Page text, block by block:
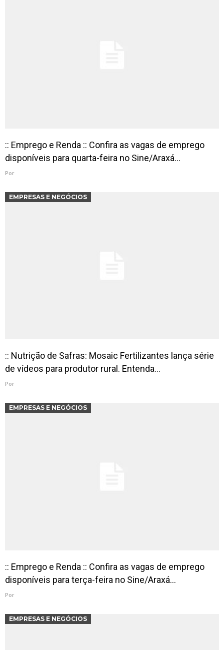
:: Emprego e Renda :: Confira as vagas de emprego
disponíveis para quarta-feira no Sine/Araxá…
Por
EMPRESAS E NEGÓCIOS
:: Nutrição de Safras: Mosaic Fertilizantes lança série
de vídeos para produtor rural. Entenda…
Por
EMPRESAS E NEGÓCIOS
:: Emprego e Renda :: Confira as vagas de emprego
disponíveis para terça-feira no Sine/Araxá…
Por
EMPRESAS E NEGÓCIOS